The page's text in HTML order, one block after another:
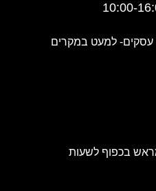
למעט במקרים
בתיאום מראש בכפוף לשעות